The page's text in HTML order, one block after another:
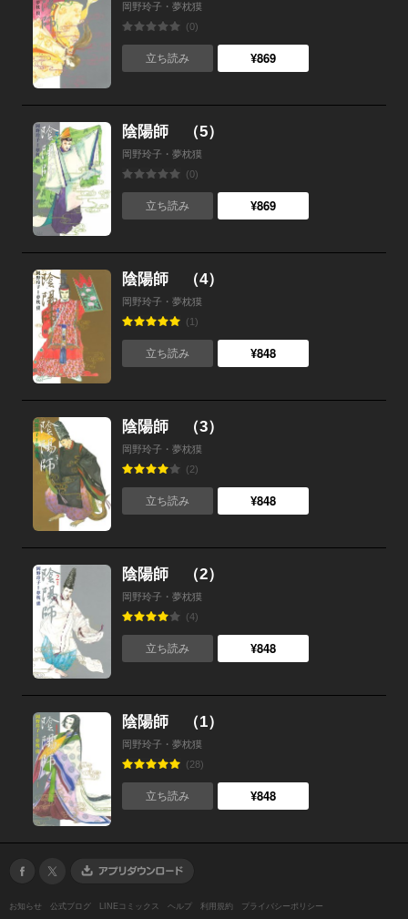
岡野玲子・夢枕獏
(0)
立ち読み ¥869
陰陽師 （5）
岡野玲子・夢枕獏
(0)
立ち読み ¥869
陰陽師 （4）
岡野玲子・夢枕獏
(1)
立ち読み ¥848
陰陽師 （3）
岡野玲子・夢枕獏
(2)
立ち読み ¥848
陰陽師 （2）
岡野玲子・夢枕獏
(4)
立ち読み ¥848
陰陽師 （1）
岡野玲子・夢枕獏
(28)
立ち読み ¥848
お知らせ 公式ブログ LINEコミックス ヘルプ 利用規約 プライバシーポリシー